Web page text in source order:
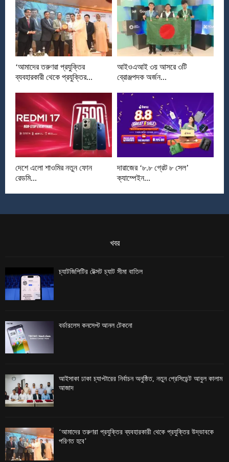
‘আমাদের তরুণরা প্রযুক্তির
ব্যবহারকারী থেকে প্রযুক্তির...
আইওএআই ৩য় আসরে ৩টি
ব্রোঞ্জপদক অর্জন...
দেশে এলো শাওমির নতুন ফোন
রেডমি...
দারাজের ‘৮.৮ গ্রেট ৮ সেল’
ক্যাম্পেইন...
খবর
চ্যাটজিপিটির টেক্সট চ্যাট সীমা বাতিল
বর্ডারলেস কনসেপ্ট আনল টেকনো
আইসাকা ঢাকা চ্যাপ্টারের নির্বাচন অনুষ্ঠিত, নতুন প্রেসিডেন্ট আবুল কালাম
আজাদ
‘আমাদের তরুণরা প্রযুক্তির ব্যবহারকারী থেকে প্রযুক্তির উদ্ভাবকে
পরিণত হবে’